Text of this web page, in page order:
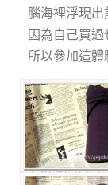
腦海裡浮現
因為自己買
所以參加這體